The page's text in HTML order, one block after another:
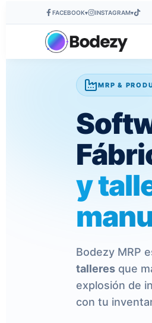
FACEBOOK▾ INSTAGRAM▾
MRP &
y
Bodezy MRP
talleres que
explosión de
con tu